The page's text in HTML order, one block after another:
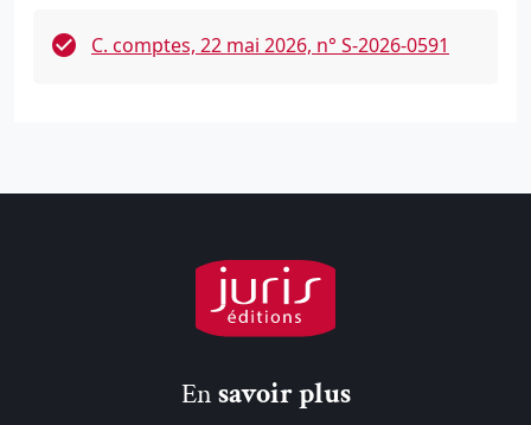
C. comptes, 22 mai 2026, n° S-2026-0591
Ensavoir plus